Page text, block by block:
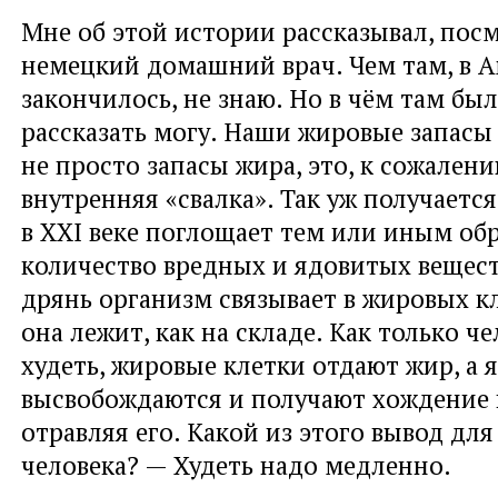
Мне об этой истории рассказывал,
немецкий домашний врач. Чем там, в
закончилось, не знаю. Но в чём там
рассказать могу. Наши жировые
не просто запасы жира, это, к
внутренняя «свалка». Так уж
в XXI веке поглощает тем или иным
количество вредных и ядовитых
дрянь организм связывает в жировых
она лежит, как на складе. Как только
худеть, жировые клетки отдают жир, а
высвобождаются и получают хождение
отравляя его. Какой из этого вывод
человека? — Худеть надо медленно.